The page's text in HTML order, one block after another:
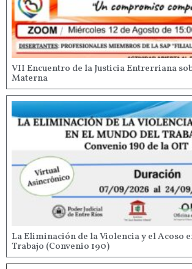
VII Encuentro de la Justicia Entrerriana
Materna
La Eliminación de la Violencia y el Acoso
Trabajo (Convenio 190)